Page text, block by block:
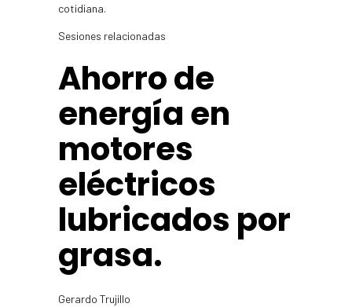
cotidiana.
Sesiones relacionadas
Ahorro de
energía en
motores
eléctricos
lubricados por
grasa.
Gerardo Trujillo